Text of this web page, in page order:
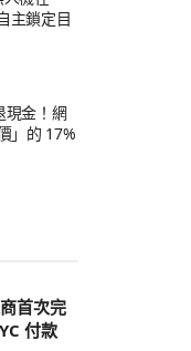
主鎖定目
現金！網
」的 17%
首次完
付款